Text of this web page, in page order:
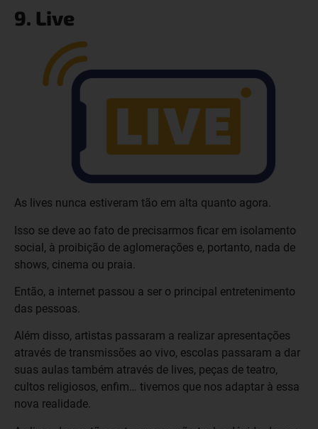
9. Live
As lives nunca estiveram tão em alta quanto agora.
Isso se deve ao fato de precisarmos ficar em isolamento
social, à proibição de aglomerações e, portanto, nada de
shows, cinema ou praia.
Então, a internet passou a ser o principal entretenimento
das pessoas.
Além disso, artistas passaram a realizar apresentações
através de transmissões ao vivo, escolas passaram a dar
suas aulas também através de lives, peças de teatro,
cultos religiosos, enfim… tivemos que nos adaptar à essa
nova realidade.